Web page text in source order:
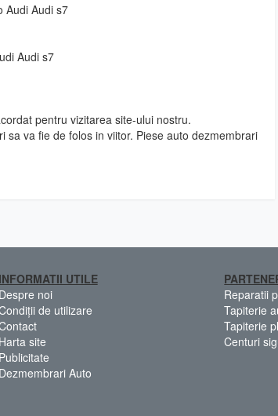
Audi Audi s7
Audi s7
pentru vizitarea site-ului nostru.
va fie de folos in viitor. Piese auto dezmembrari
INFORMATII UTILE
Despre noi
de utilizare
Harta site
Publicitate
Dezmembrari Auto
Reparatii
Tapiterie
Tapiterie
Centuri